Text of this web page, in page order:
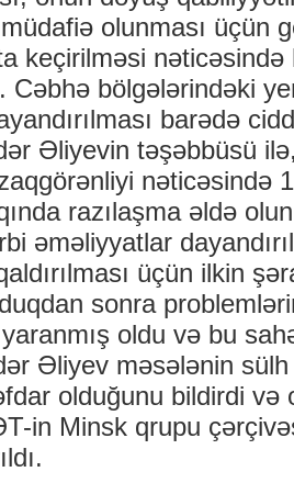
müdafiə olunması üçün
keçirilməsi nəticəsində
Cəbhə bölgələrindəki
barədə
Əliyevin təşəbbüsü
nəticəsində
razılaşma əldə
əməliyyatlar
üçün ilkin
sonra
oldu və bu
Əliyev məsələnin
olduğunu bildirdi və
in Minsk qrupu